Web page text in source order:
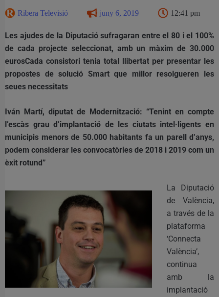
Ribera Televisió juny 6, 2019 12:41 pm
Les ajudes de la Diputació sufragaran entre el 80 i el 100%
de cada projecte seleccionat, amb un màxim de 30.000
eurosCada consistori tenia total llibertat per presentar les
propostes de solució Smart que millor resolgueren les
seues necessitats
Iván Martí, diputat de Modernització: “Tenint en compte
l’escàs grau d’implantació de les ciutats intel·ligents en
municipis menors de 50.000 habitants fa un parell d’anys,
podem considerar les convocatòries de 2018 i 2019 com un
èxit rotund”
La Diputació
de València,
a través de la
plataforma
‘Connecta
València’,
continua
amb la
implantació